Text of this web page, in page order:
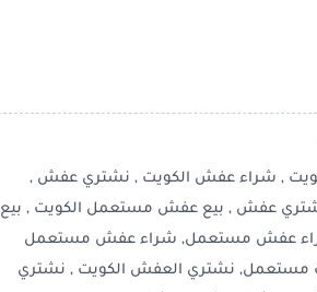
, شراء عفش الكويت , نشتري عفش ,
عفش , بيع عفش مستعمل الكويت , بيع
شراء عفش مستعمل, شراء عفش مستعمل
مستعمل, نشتري العفش الكويت , نشتري